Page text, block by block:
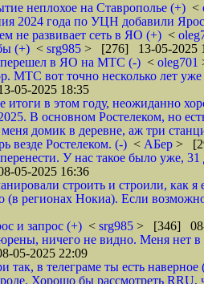
неплохое на Ставрополье (+) <
2024 года по УЦН добавили
не развивает сеть в ЯО (+) <
(+) < srg985 > [276] 13-05-2025
в ЯО на МТС (-) < oleg701
МТС вот точно несколько лет
05-2025 18:35
итоги в этом году, неожиданно
В основном Ростелеком, но
домик в деревне, аж три
везде Ростелеком. (-) < АБер >
У нас такое было уже,
05-2025 16:36
строить и строили, как
(в регионах Нокиа). Если
и запрос (+) < srg985 > [346] 08-
ничего не видно. Меня нет в
05-2025 22:09
так, в телеграме ты есть наверное
Хорошо бы рассмотреть RRU,